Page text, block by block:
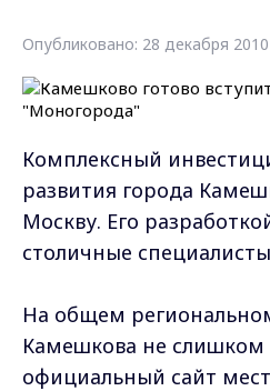
Опубликовано: 28 декабря
Комплексный
развития города
Москву. Его
столичные
На общем
Камешкова не слишком
официальный сайт